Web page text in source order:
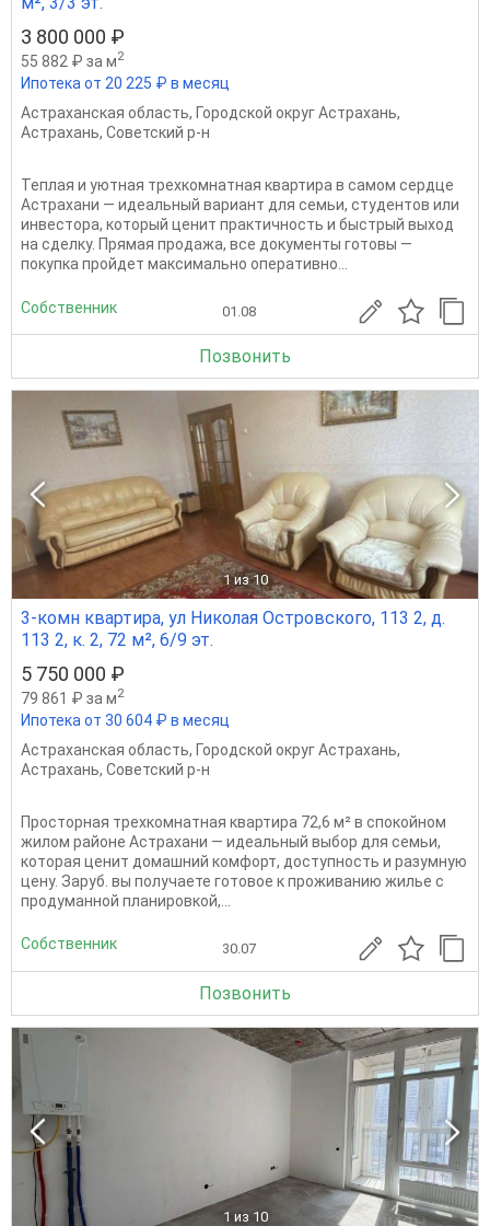
3 800 000 ₽
55 882 ₽ за м2
Ипотека от 20 225 ₽ в месяц
Астраханская область, Городской округ Астрахань,
Астрахань, Советский р-н
Теплая и уютная трехкомнатная квартира в самом сердце
Астрахани — идеальный вариант для семьи, студентов или
инвестора, который ценит практичность и быстрый выход
на сделку. Прямая продажа, все документы готовы —
покупка пройдет максимально оперативно...
Собственник 01.08
Позвонить
1 из 10
3-комн квартира, ул Николая Островского, 113 2, д.
113 2, к. 2, 72 м², 6/9 эт.
5 750 000 ₽
79 861 ₽ за м2
Ипотека от 30 604 ₽ в месяц
Астраханская область, Городской округ Астрахань,
Астрахань, Советский р-н
Просторная трехкомнатная квартира 72,6 м² в спокойном
жилом районе Астрахани — идеальный выбор для семьи,
которая ценит домашний комфорт, доступность и разумную
цену. Заруб. вы получаете готовое к проживанию жилье с
продуманной планировкой,...
Собственник 30.07
Позвонить
1 из 10